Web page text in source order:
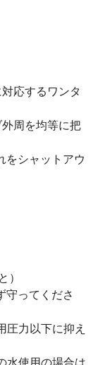
応するワンタ
周を均等に把
をシャットアウ
）
守ってくださ
圧力以下に抑え
水使用の場合は